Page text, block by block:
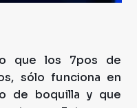
que los 7pos de
sólo funciona en
de boquilla y que